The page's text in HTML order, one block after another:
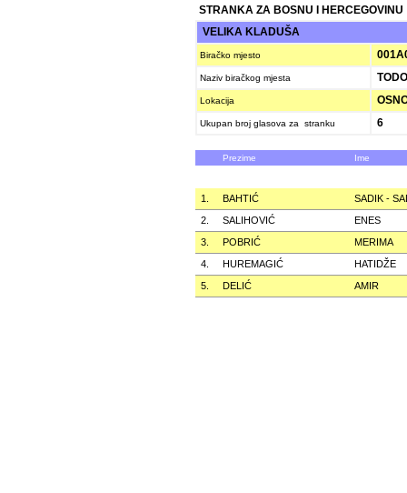
STRANKA ZA BOSNU I HERCEGOVINU
VELIKA KLADUŠA
Biračko mjesto
Naziv biračkog mjesta
Lokacija
Ukupan broj glasova za stranku 6
Prezime Ime
1. BAHTIĆ
SADIK -
2.
SALIHOVIĆ
ENES
3.
POBRIĆ
MERIMA
4.
HUREMAGIĆ
HATIDŽE
5.
DELIĆ AMIR